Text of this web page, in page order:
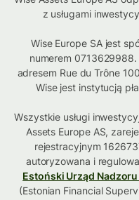
z usługami
Wise Europe SA jest
numerem
adresem Rue du Trône
Wise jest instytucją
Wszystkie usługi
Assets Europe AS,
rejestracyjnym
autoryzowana i
Estoński Urząd
(Estonian Financial